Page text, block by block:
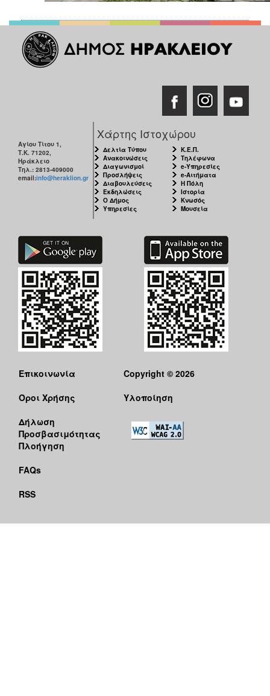
Αγίου Τίτου 1,
Τ.Κ. 71202,
Ηράκλειο
Τηλ.: 2813-409000
email:info@heraklion.gr
Χάρτης Ιστοχώρου
Δελτία Τύπου
Ανακοινώσεις
Διαγωνισμοί
Προσλήψεις
Διαβουλεύσεις
Εκδηλώσεις
Ο Δήμος
Υπηρεσίες
Κ.Ε.Π.
Τηλέφωνα
e-Υπηρεσίες
e-Αιτήματα
Η Πόλη
Ιστορία
Κνωσός
Μουσεία
Επικοινωνία
Όροι Χρήσης
Δήλωση
Προσβασιμότητας
Πλοήγηση
FAQs
RSS
Copyright © 2026
Υλοποίηση